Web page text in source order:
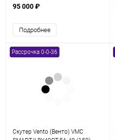
95 000 ₽
Подробнее
Рассрочка 0-0-36
Скутер Vento (Венто) VMC